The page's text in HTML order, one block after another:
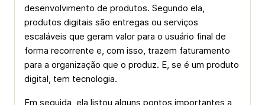
desenvolvimento de produtos. Segundo ela,
produtos digitais são entregas ou serviços
escaláveis que geram valor para o usuário final de
forma recorrente e, com isso, trazem faturamento
para a organização que o produz. E, se é um produto
digital, tem tecnologia.
Em seguida, ela listou alguns pontos importantes a